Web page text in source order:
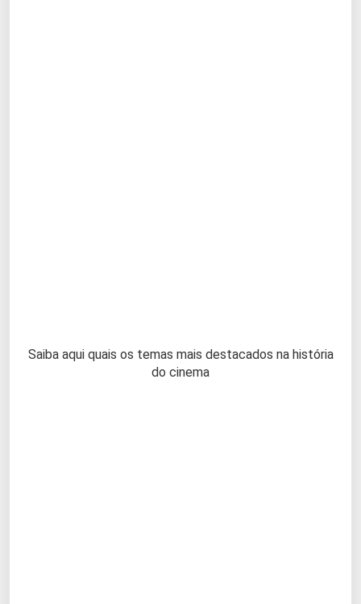
Saiba aqui quais os temas mais destacados na história
do cinema